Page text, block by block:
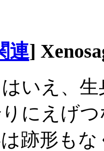
連]
いえ、
にえげ
跡形も